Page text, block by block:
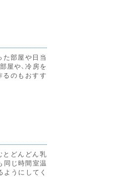
部屋や日当
屋や、冷房を
るのもおすす
とどんどん乳
同じ時間室温
ようにしてく